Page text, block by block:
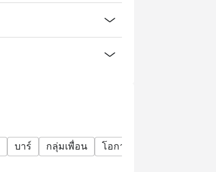
บาร์ กลุ่มเพื่อน โอกาสพิเศษ